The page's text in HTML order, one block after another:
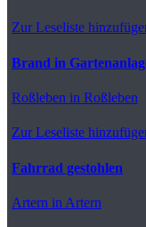
Zur Leseliste
Brand in
Roßleben in Roßleben
Zur Leseliste
Fahrrad gestohlen
Artern in Artern